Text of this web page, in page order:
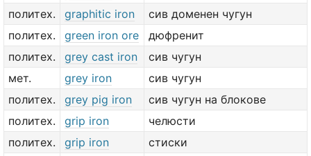
политех.
graphitic iron
сив доменен чугун
политех.
green iron ore
дюфренит
политех.
grey cast iron
сив чугун
мет.
grey iron
сив чугун
политех.
grey pig iron
сив чугун на блокове
политех.
grip iron
челюсти
политех.
grip iron
стиски